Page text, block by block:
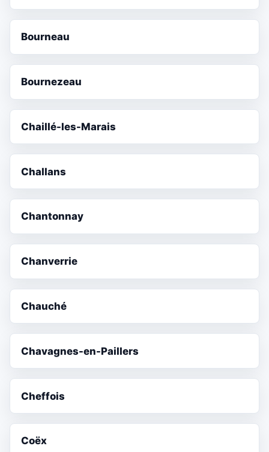
Bourneau
Bournezeau
Chaillé-les-Marais
Challans
Chantonnay
Chanverrie
Chauché
Chavagnes-en-Paillers
Cheffois
Coëx